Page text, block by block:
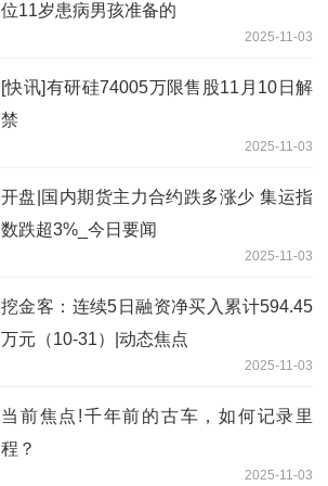
位11岁患病男孩准备的
2025-11-03
[快讯]有研硅74005万限售股11月10日解
禁
2025-11-03
开盘|国内期货主力合约跌多涨少 集运指
数跌超3%_今日要闻
2025-11-03
挖金客：连续5日融资净买入累计594.45
万元（10-31）|动态焦点
2025-11-03
当前焦点!千年前的古车，如何记录里
程？
2025-11-03